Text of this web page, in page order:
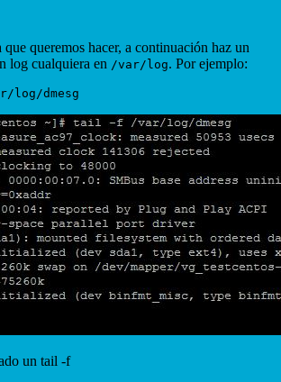
que queremos hacer, a continuación haz un
log cualquiera en /var/log. Por ejemplo:
un tail -f